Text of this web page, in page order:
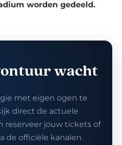
worden gedeeld.
wacht
met eigen ogen te
direct de actuele
reserveer jouw tickets of
de officiële kanalen.